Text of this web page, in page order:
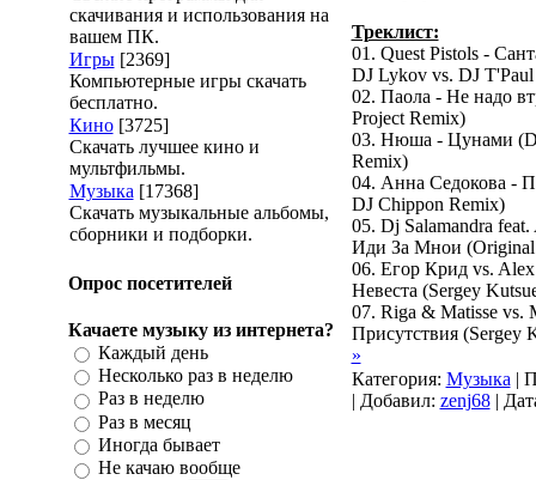
скачивания и использования на
вашем ПК.
Игры [2369]
Компьютерные игры скачать
бесплатно.
Кино [3725]
Скачать лучшее кино и
мультфильмы.
Музыка [17368]
Скачать музыкальные альбомы,
сборники и подборки.
Опрос посетителей
Качаете музыку из интернета?
Каждый день
Несколько раз в неделю
Раз в неделю
Раз в месяц
Иногда бывает
Не качаю вообще
Треклист:
01. Quest Pistols -
DJ Lykov vs. DJ
02. Паола - Не надо
Project Remix)
03. Нюша - Цунами (Dj
Remix)
04. Анна Седокова -
DJ Chippon Remix)
05. Dj Salamandra
Иди За Мнои
06. Егор Крид vs.
Невеста (Sergey
07. Riga & Matisse vs.
Присутствия (Sergey
»
Категория: Музыка|
| Добавил: zenj68|